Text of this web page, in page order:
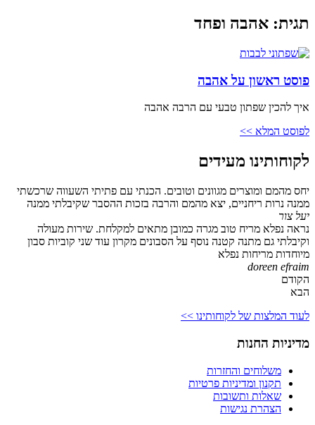
תגית: אהבה ופחד
פוסט ראשון על אהבה
איך להכין שפתון טבעי עם הרבה אהבה
לפוסט המלא >>
לקוחותינו מעידים
יחס מהמם ומוצרים מגוונים וטובים. הכנתי עם פתיתי השעווה שרכשתי
ממנה נרות ריחניים, יצא מהמם והרבה בזכות ההסבר שקיבלתי ממנה
יעל צור
נראה נפלא מריח טוב מגרה כמובן מתאים למקלחת. שירות מעולה
וקיבלתי גם מתנה קטנה נוסף על הסבונים מקרון עוד שני קוביות סבון
מיוחדות מריחות נפלא
doreen efraim
הקודם
הבא
לעוד המלצות של לקוחותינו >>
מדיניות החנות
משלוחים והחזרות
תקנון ומדיניות פרטיות
שאלות ותשובות
הצהרת נגישות